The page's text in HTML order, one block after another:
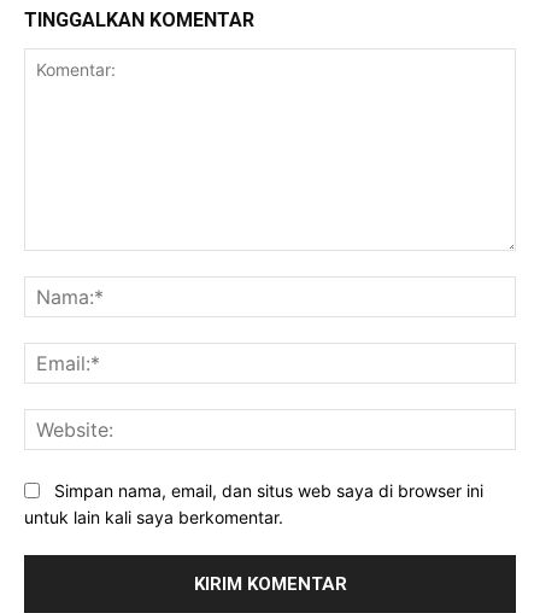
TINGGALKAN KOMENTAR
Simpan nama, email, dan situs web saya di browser ini
untuk lain kali saya berkomentar.